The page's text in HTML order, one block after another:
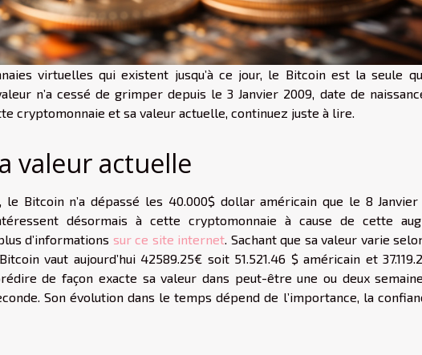
virtuelles qui existent jusqu’à ce jour, le Bitcoin est la seule
n’a cessé de grimper depuis le 3 Janvier 2009, date de
cryptomonnaie et sa valeur actuelle, continuez juste à lire.
valeur actuelle
Bitcoin n’a dépassé les 40.000$ dollar américain que le 8 Janvier
désormais à cette cryptomonnaie à cause de cette
d’informations sur ce site internet. Sachant que sa valeur varie
vaut aujourd’hui 42589.25€ soit 51.521.46 $ américain et
de façon exacte sa valeur dans peut-être une ou deux
Son évolution dans le temps dépend de l’importance, la